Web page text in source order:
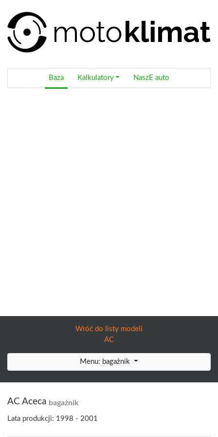
Baza Kalkulatory NaszE auto
Wróć do listy modeli
AC
Menu: bagażnik
AC Aceca bagażnik
Lata produkcji: 1998 - 2001